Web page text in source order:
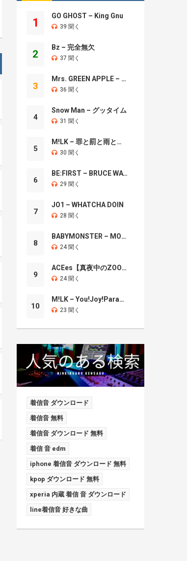
1
GO GHOST – King Gnu
39 聞く
2
Bz – 完全無欠
37 聞く
3
Mrs. GREEN APPLE – Brand New
36 聞く
4
Snow Man – グッタイム
31 聞く
5
M!LK – 罪と罰と雨とキス
30 聞く
6
BE:FIRST – BRUCE WAYNE
29 聞く
7
JO1 – WHATCHA DOIN
28 聞く
8
BABYMONSTER – MOON
24 聞く
9
ACEes【真夜中のZOO】
24 聞く
10
M!LK – You!Joy!Parade!
23 聞く
着信音 ダウンロード
着信音 無料
着信音 ダウンロード 無料
着信 音 edm
iphone 着信音 ダウンロード 無料
kpop ダウンロード 無料
xperia 内蔵 着信 音 ダウンロード
line着信音 好きな曲